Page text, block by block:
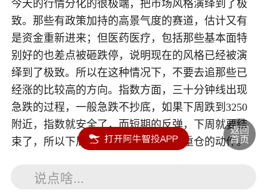
今天的行情分化的很极端，把市场风格演绎到了极
致。那些有政策加持的高景气度的赛道，估计又有
是资金重新进来；但医药医疗，包括那些基本面特
别好的也差点被砸跌停，说明现在的风格已经被演
绎到了极致。所以在这种情况下，不要去追那些已
经涨的比较高的方向。指数方面，三十分钟线出现
急跌的过程，一般急跌不抄底，如果下周跌到3250
附近，指数就安全了，而短期的反弹，下周就要结
束了，所以下周二之前不要做补仓或重仓的动作。
内容如涉及个股仅供参考，不构成任何投资建议！投资风险自负。
说点啥...